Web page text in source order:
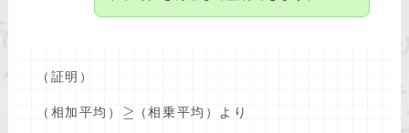
（証明）
（相加平均） ≥ （相乗平均）より